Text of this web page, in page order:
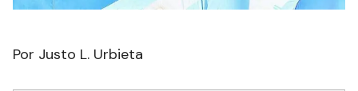
Por Justo L. Urbieta